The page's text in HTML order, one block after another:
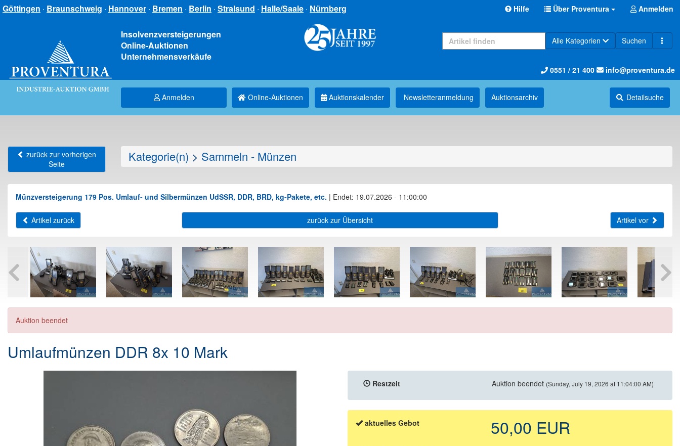
Göttingen · Braunschweig · Hannover · Bremen · Berlin · Stralsund · Halle/Saale · Nürnberg Hilfe Über Proventura Anmelden
Insolvenzversteigerungen
Online-Auktionen
Unternehmensverkäufe
Alle Kategorien Suchen
0551 / 21 400 info@proventura.de
Anmelden Online-Auktionen Auktionskalender Newsletter­anmeldung Auktions­archiv Detailsuche
zurück zur vorherigen
Seite
Kategorie(n) > Sammeln - Münzen
Münzversteigerung 179 Pos. Umlauf- und Silbermünzen UdSSR, DDR, BRD, kg-Pakete, etc. | Endet: 19.07.2026 - 11:00:00
Artikel zurück zurück zur Übersicht Artikel vor
Auktion beendet
Umlaufmünzen DDR 8x 10 Mark
Restzeit Auktion beendet (Sunday, July 19, 2026 at 11:04:00 AM)
aktuelles Gebot 50,00 EUR